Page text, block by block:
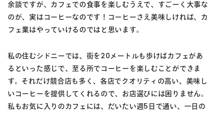
余談ですが、カフェでの食事を楽しむうえで、すごーく大事な
のが、実はコーヒーなのです！コーヒーさえ美味しければ、カ
フェ業はやっていけるのではと思います。
私の住むシドニーでは、街を20メートルも歩けばカフェがあ
るといった感じで、至る所でコーヒーを楽しむことができま
す。それだけ競合店も多く、各店でクオリティの高い、美味し
いコーヒーを提供してくれるので、お店選びには困りません。
私もお気に入りのカフェには、だいたい週5日で通い、一日の